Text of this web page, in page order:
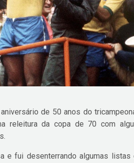
de 50 anos do
releitura da copa de 70 com
e fui desenterrando algumas